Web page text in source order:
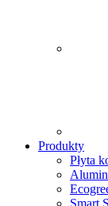
Produkty
Płyta
Smart